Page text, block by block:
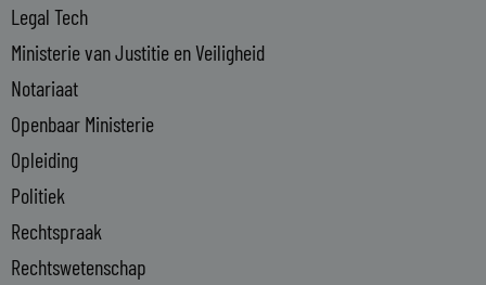
Legal Tech
Ministerie van Justitie en Veiligheid
Notariaat
Openbaar Ministerie
Opleiding
Politiek
Rechtspraak
Rechtswetenschap